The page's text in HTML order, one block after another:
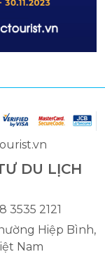
DU LỊCH
3535 2121
Hiệp Bình,
Nam